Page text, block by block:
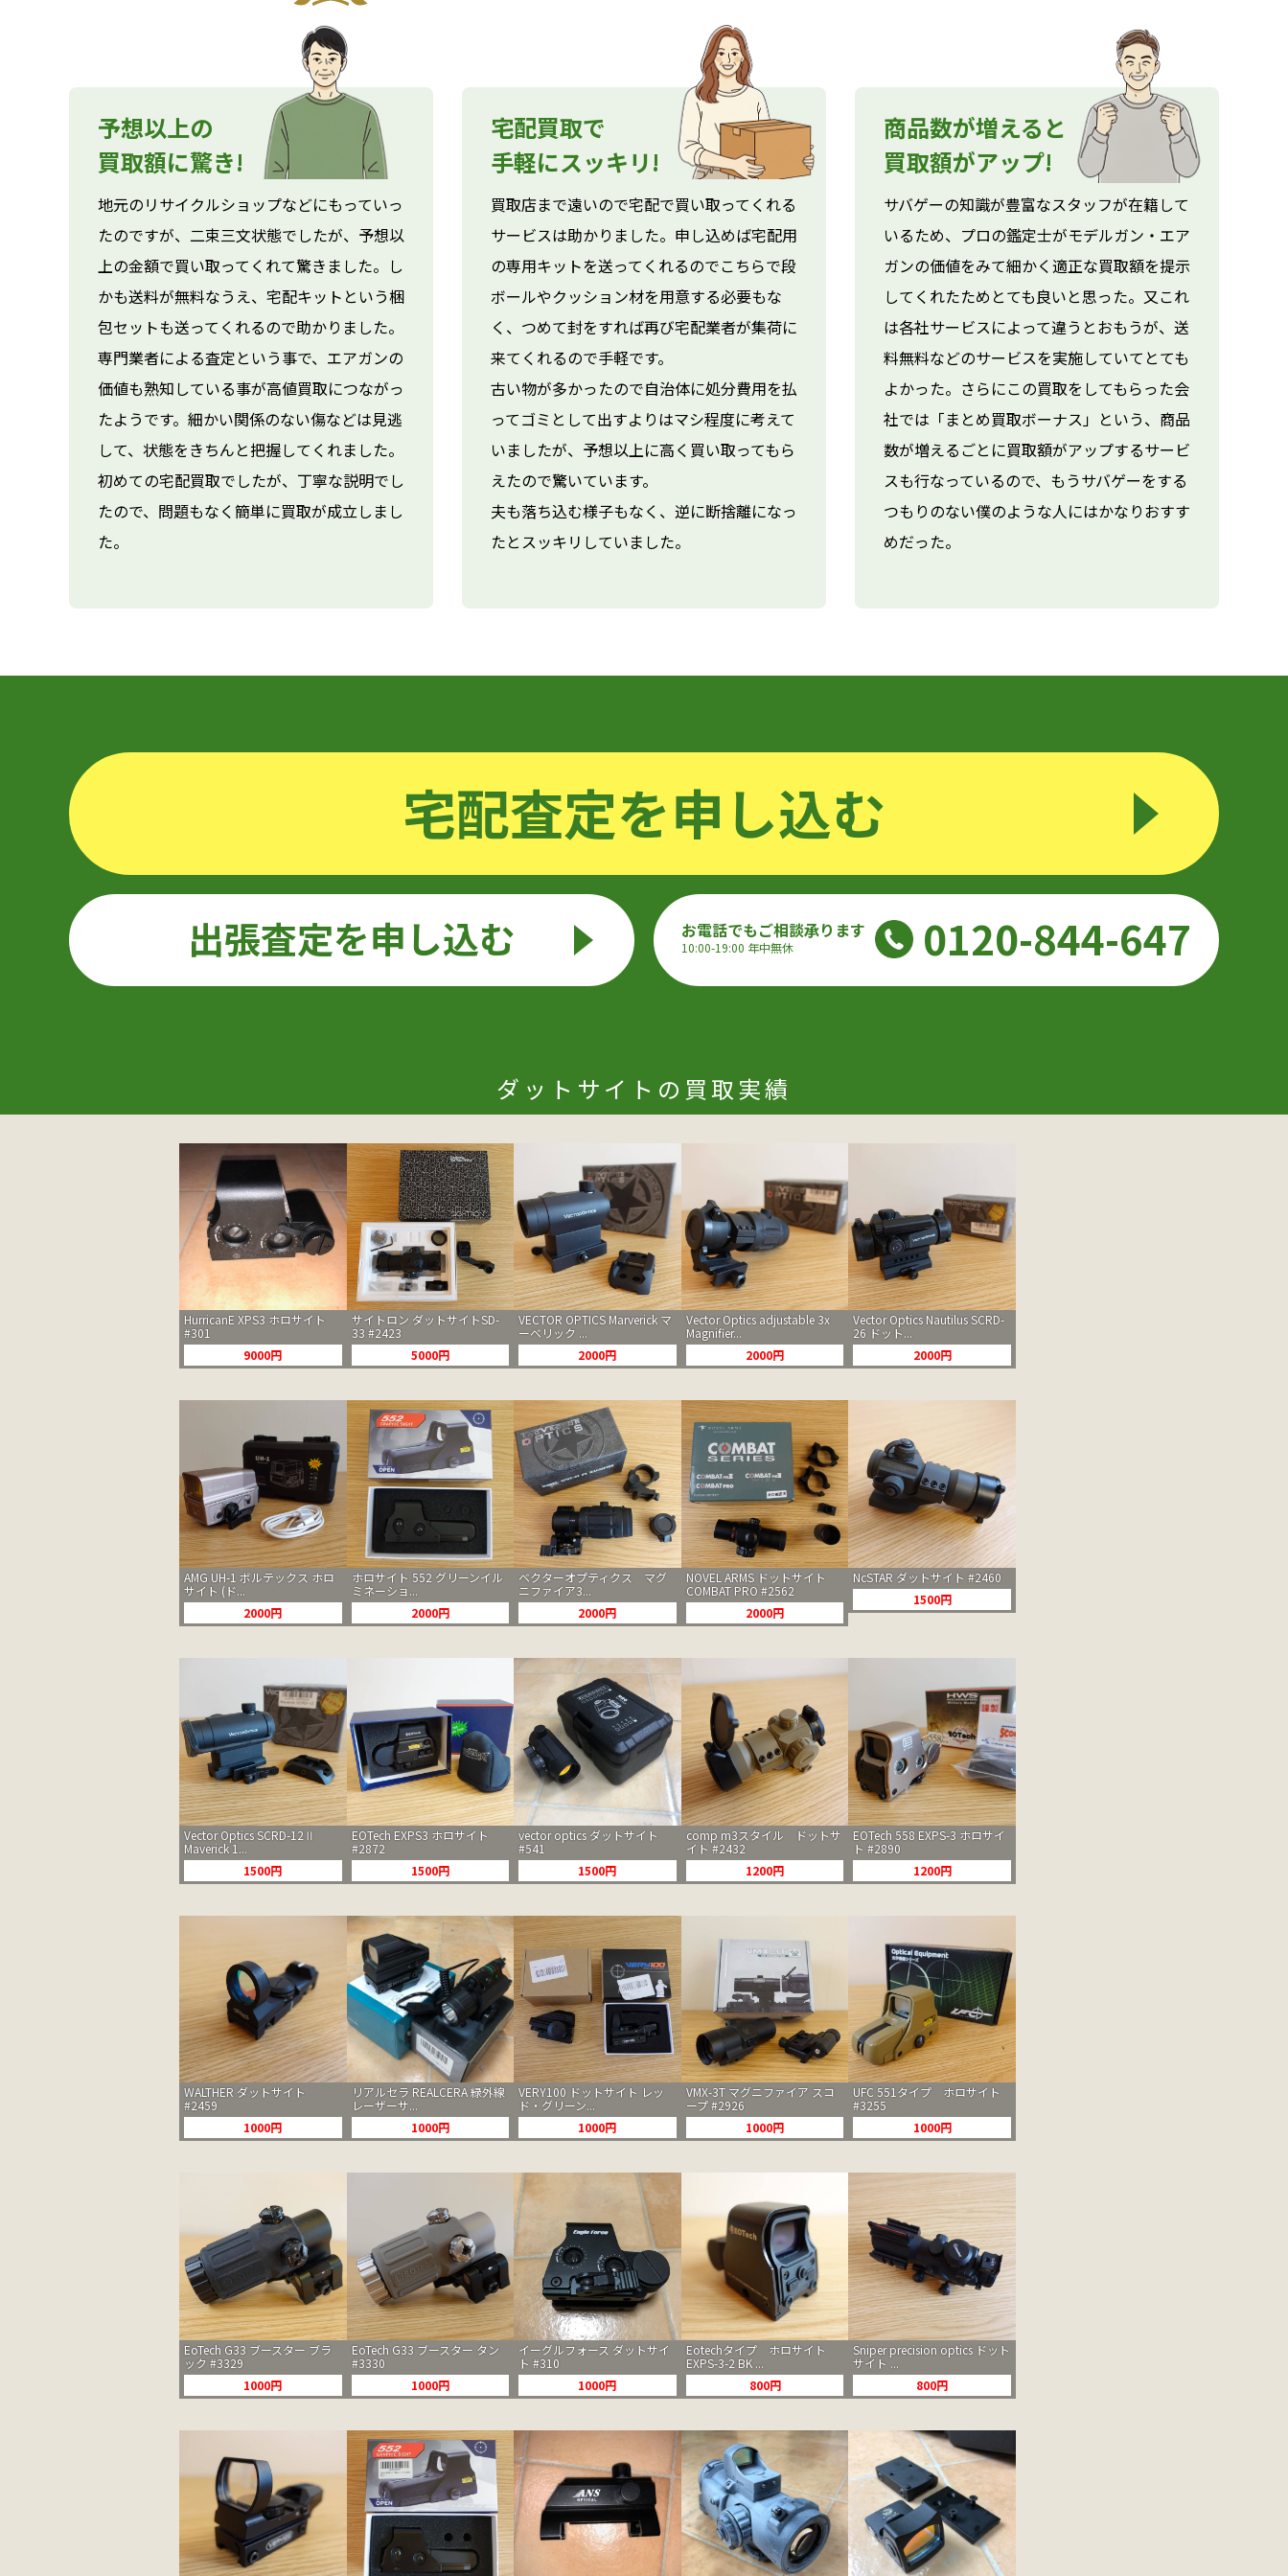
予想以上の
買取額に驚き!
地元のリサイクルショップなどにもっていっ
たのですが、二束三文状態でしたが、予想以
上の金額で買い取ってくれて驚きました。し
かも送料が無料なうえ、宅配キットという梱
包セットも送ってくれるので助かりました。
専門業者による査定という事で、エアガンの
価値も熟知している事が高値買取につながっ
たようです。細かい関係のない傷などは見逃
して、状態をきちんと把握してくれました。
初めての宅配買取でしたが、丁寧な説明でし
たので、問題もなく簡単に買取が成立しまし
た。
宅配買取で
手軽にスッキリ!
買取店まで遠いので宅配で買い取ってくれる
サービスは助かりました。申し込めば宅配用
の専用キットを送ってくれるのでこちらで段
ボールやクッション材を用意する必要もな
く、つめて封をすれば再び宅配業者が集荷に
来てくれるので手軽です。
古い物が多かったので自治体に処分費用を払
ってゴミとして出すよりはマシ程度に考えて
いましたが、予想以上に高く買い取ってもら
えたので驚いています。
夫も落ち込む様子もなく、逆に断捨離になっ
たとスッキリしていました。
商品数が増えると
買取額がアップ!
サバゲーの知識が豊富なスタッフが在籍して
いるため、プロの鑑定士がモデルガン・エア
ガンの価値をみて細かく適正な買取額を提示
してくれたためとても良いと思った。又これ
は各社サービスによって違うとおもうが、送
料無料などのサービスを実施していてとても
よかった。さらにこの買取をしてもらった会
社では「まとめ買取ボーナス」という、商品
数が増えるごとに買取額がアップするサービ
スも行なっているので、もうサバゲーをする
つもりのない僕のような人にはかなりおすす
めだった。
宅配査定を申し込む
出張査定を申し込む お電話でもご相談承ります
10:00-19:00 年中無休 0120-844-647
ダットサイトの買取実績
HurricanE XPS3 ホロサイト
#301
9000円
サイトロン ダットサイトSD-
33 #2423
5000円
VECTOR OPTICS Marverick マ
ーベリック ...
2000円
Vector Optics adjustable 3x
Magnifier...
2000円
Vector Optics Nautilus SCRD-
26 ドット...
2000円
AMG UH-1 ボルテックス ホロ
サイト (ド...
2000円
ホロサイト 552 グリーンイル
ミネーショ...
2000円
ベクターオプティクス マグ
ニファイア3...
2000円
NOVEL ARMS ドットサイト
COMBAT PRO #2562
2000円
NcSTAR ダットサイト #2460
1500円
Vector Optics SCRD-12Ⅱ
Maverick 1...
1500円
EOTech EXPS3 ホロサイト
#2872
1500円
vector optics ダットサイト
#541
1500円
comp m3スタイル ドットサ
イト #2432
1200円
EOTech 558 EXPS-3 ホロサイ
ト #2890
1200円
WALTHER ダットサイト
#2459
1000円
リアルセラ REALCERA 緑外線
レーザーサ...
1000円
VERY100 ドットサイト レッ
ド・グリーン...
1000円
VMX-3T マグニファイア スコ
ープ #2926
1000円
UFC 551タイプ ホロサイト
#3255
1000円
EoTech G33 ブースター ブラ
ック #3329
1000円
EoTech G33 ブースター タン
#3330
1000円
イーグルフォース ダットサイ
ト #310
1000円
Eotechタイプ ホロサイト
EXPS-3-2 BK ...
800円
Sniper precision optics ドット
サイト ...
800円